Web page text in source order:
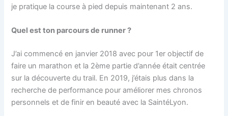
je pratique la course à pied depuis maintenant 2 ans.
Quel est ton parcours de runner ?
J’ai commencé en janvier 2018 avec pour 1er objectif de
faire un marathon et la 2ème partie d’année était centrée
sur la découverte du trail. En 2019, j’étais plus dans la
recherche de performance pour améliorer mes chronos
personnels et de finir en beauté avec la SaintéLyon.